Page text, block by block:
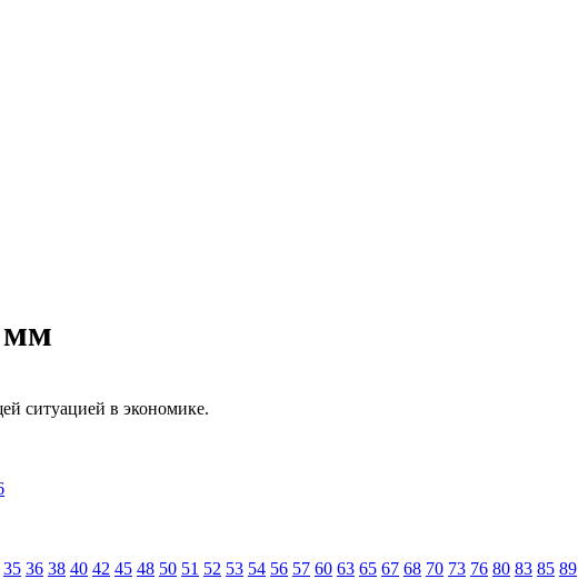
мм
ситуацией в экономике.
35 36 38 40 42 45 48 50 51 52 53 54 56 57 60 63 65 67 68 70 73 76 80 83 85 89